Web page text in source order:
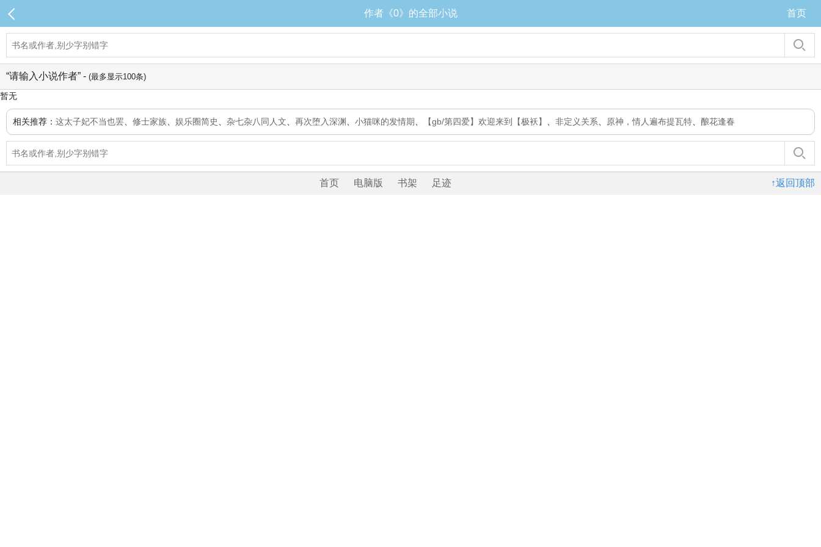
作者《0》的全部小说 首页
“请输入小说作者” - (最多显示100条)
暂无
相关推荐： 这太子妃不当也罢 修士家族 娱乐圈简史 杂七杂八同人文 再次堕入深渊 小猫咪的发情期 【gb/第四爱】欢迎来到【极袄】 非定义关系 原神，情人遍布提瓦特 酿花逢春
↑返回顶部
首页 电脑版 书架 足迹